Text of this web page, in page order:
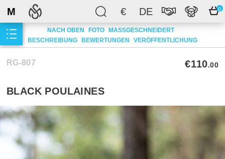
€ DE 0
M
NACH OBEN FOTO
MASSGESCHNEIDERT
BESCHREIBUNG BEWERTUNGEN VERÖFFENTLICHUNG
RG-807 €110.00
BLACK POULAINES